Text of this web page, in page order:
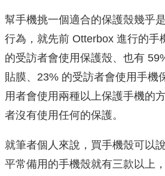
幫手機挑一個適合的保護殼幾乎
行為，就先前 Otterbox 進行的手
的受訪者會使用保護殼、也有
貼膜、23% 的受訪者會使用手機
用者會使用兩種以上保護手機的
者沒有使用任何的保護。
就筆者個人來說，買手機殼可以
平常備用的手機殼就有三款以上